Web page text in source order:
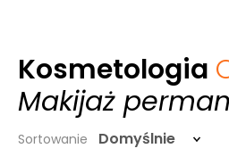
Kosmetologia
Makijaż
Sortowanie Domyślnie